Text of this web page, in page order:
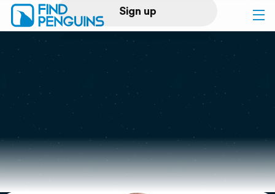
Sign up
Log in
Print a book
Flyover video
Explore